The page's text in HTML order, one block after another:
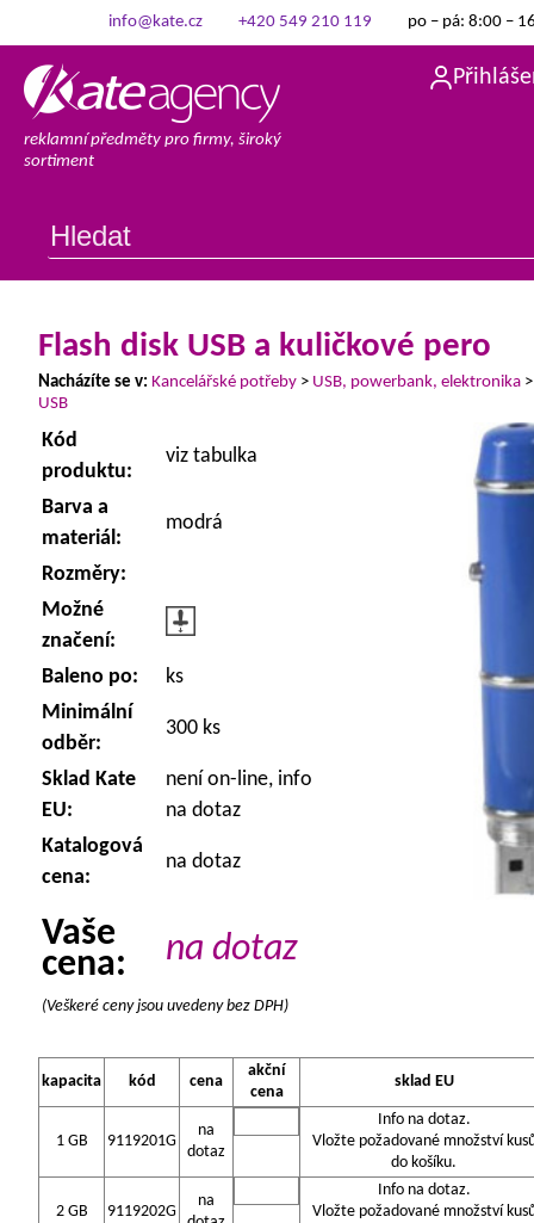
info@kate.cz +420 549 210 119 po – pá: 8:00 –
reklamní předměty pro firmy, široký
sortiment
Flash disk USB a kuličkové pero
Nacházíte se v: Kancelářské potřeby > USB, powerbank, elektronika
USB
Kód
produktu:
viz tabulka
Barva a
materiál:
modrá
Rozměry:
Možné
značení:
Baleno po:
ks
Minimální
odběr:
300 ks
Sklad Kate
EU:
není on-line, info
na dotaz
Katalogová
cena:
na dotaz
Vaše
cena:
na dotaz
(Veškeré ceny jsou uvedeny bez DPH)
kapacita kód cena
akční
cena
sklad EU
1 GB 9119201G
na
dotaz
Info na dotaz.
Vložte požadované množství
do košíku.
2 GB 9119202G
na
Info na dotaz.
Vložte požadované množství